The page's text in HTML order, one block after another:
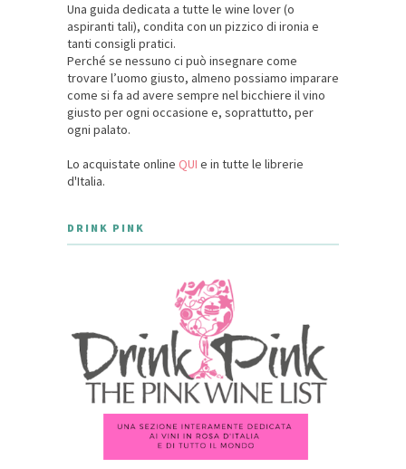
Una guida dedicata a tutte le wine lover (o
aspiranti tali), condita con un pizzico di ironia e
tanti consigli pratici.
Perché se nessuno ci può insegnare come
trovare l’uomo giusto, almeno possiamo imparare
come si fa ad avere sempre nel bicchiere il vino
giusto per ogni occasione e, soprattutto, per
ogni palato.
Lo acquistate online QUI e in tutte le librerie
d'Italia.
DRINK PINK